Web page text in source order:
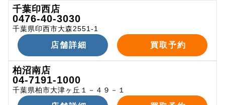
千葉印西店
0476-40-3030
千葉県印西市大森2551-1
店舗詳細 買取予約
柏沼南店
04-7191-1000
千葉県柏市大津ヶ丘１－４９－１